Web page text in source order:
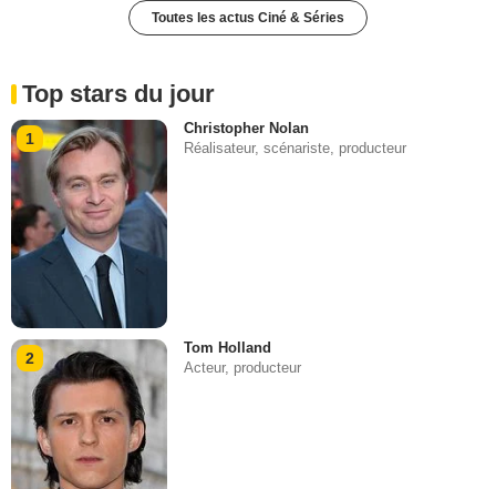
Toutes les actus Ciné & Séries
Top stars du jour
1
Christopher Nolan
Réalisateur, scénariste, producteur
2
Tom Holland
Acteur, producteur